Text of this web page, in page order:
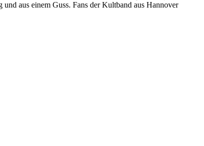
aus einem Guss. Fans der Kultband aus Hannover